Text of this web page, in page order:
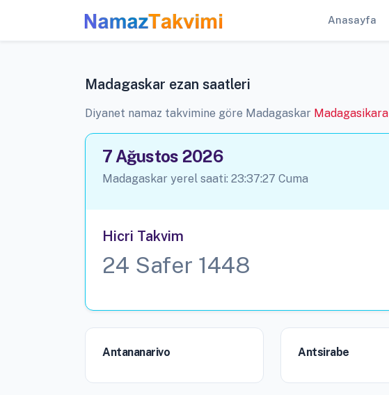
Anasayfa
Madagaskar ezan saatleri
Diyanet namaz takvimine göre Madagaskar Madagasikara
7 Ağustos 2026
Madagaskar yerel saati: 23:37:27 Cuma
Hicri Takvim
24 Safer 1448
Antananarivo Antsirabe